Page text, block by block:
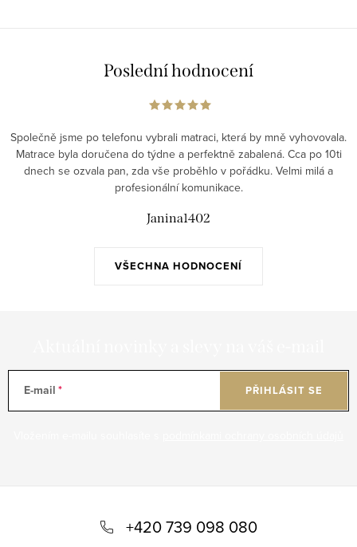
Poslední hodnocení
VŠECHNA HODNOCENÍ
Společně jsme po telefonu vybrali matraci, která by mně vyhovovala.
Matrace byla doručena do týdne a perfektně zabalená. Cca po 10ti
dnech se ozvala pan, zda vše proběhlo v pořádku. Velmi milá a
profesionální komunikace.
Janina1402
E-mail PŘIHLÁSIT SE
+420 739 098 080